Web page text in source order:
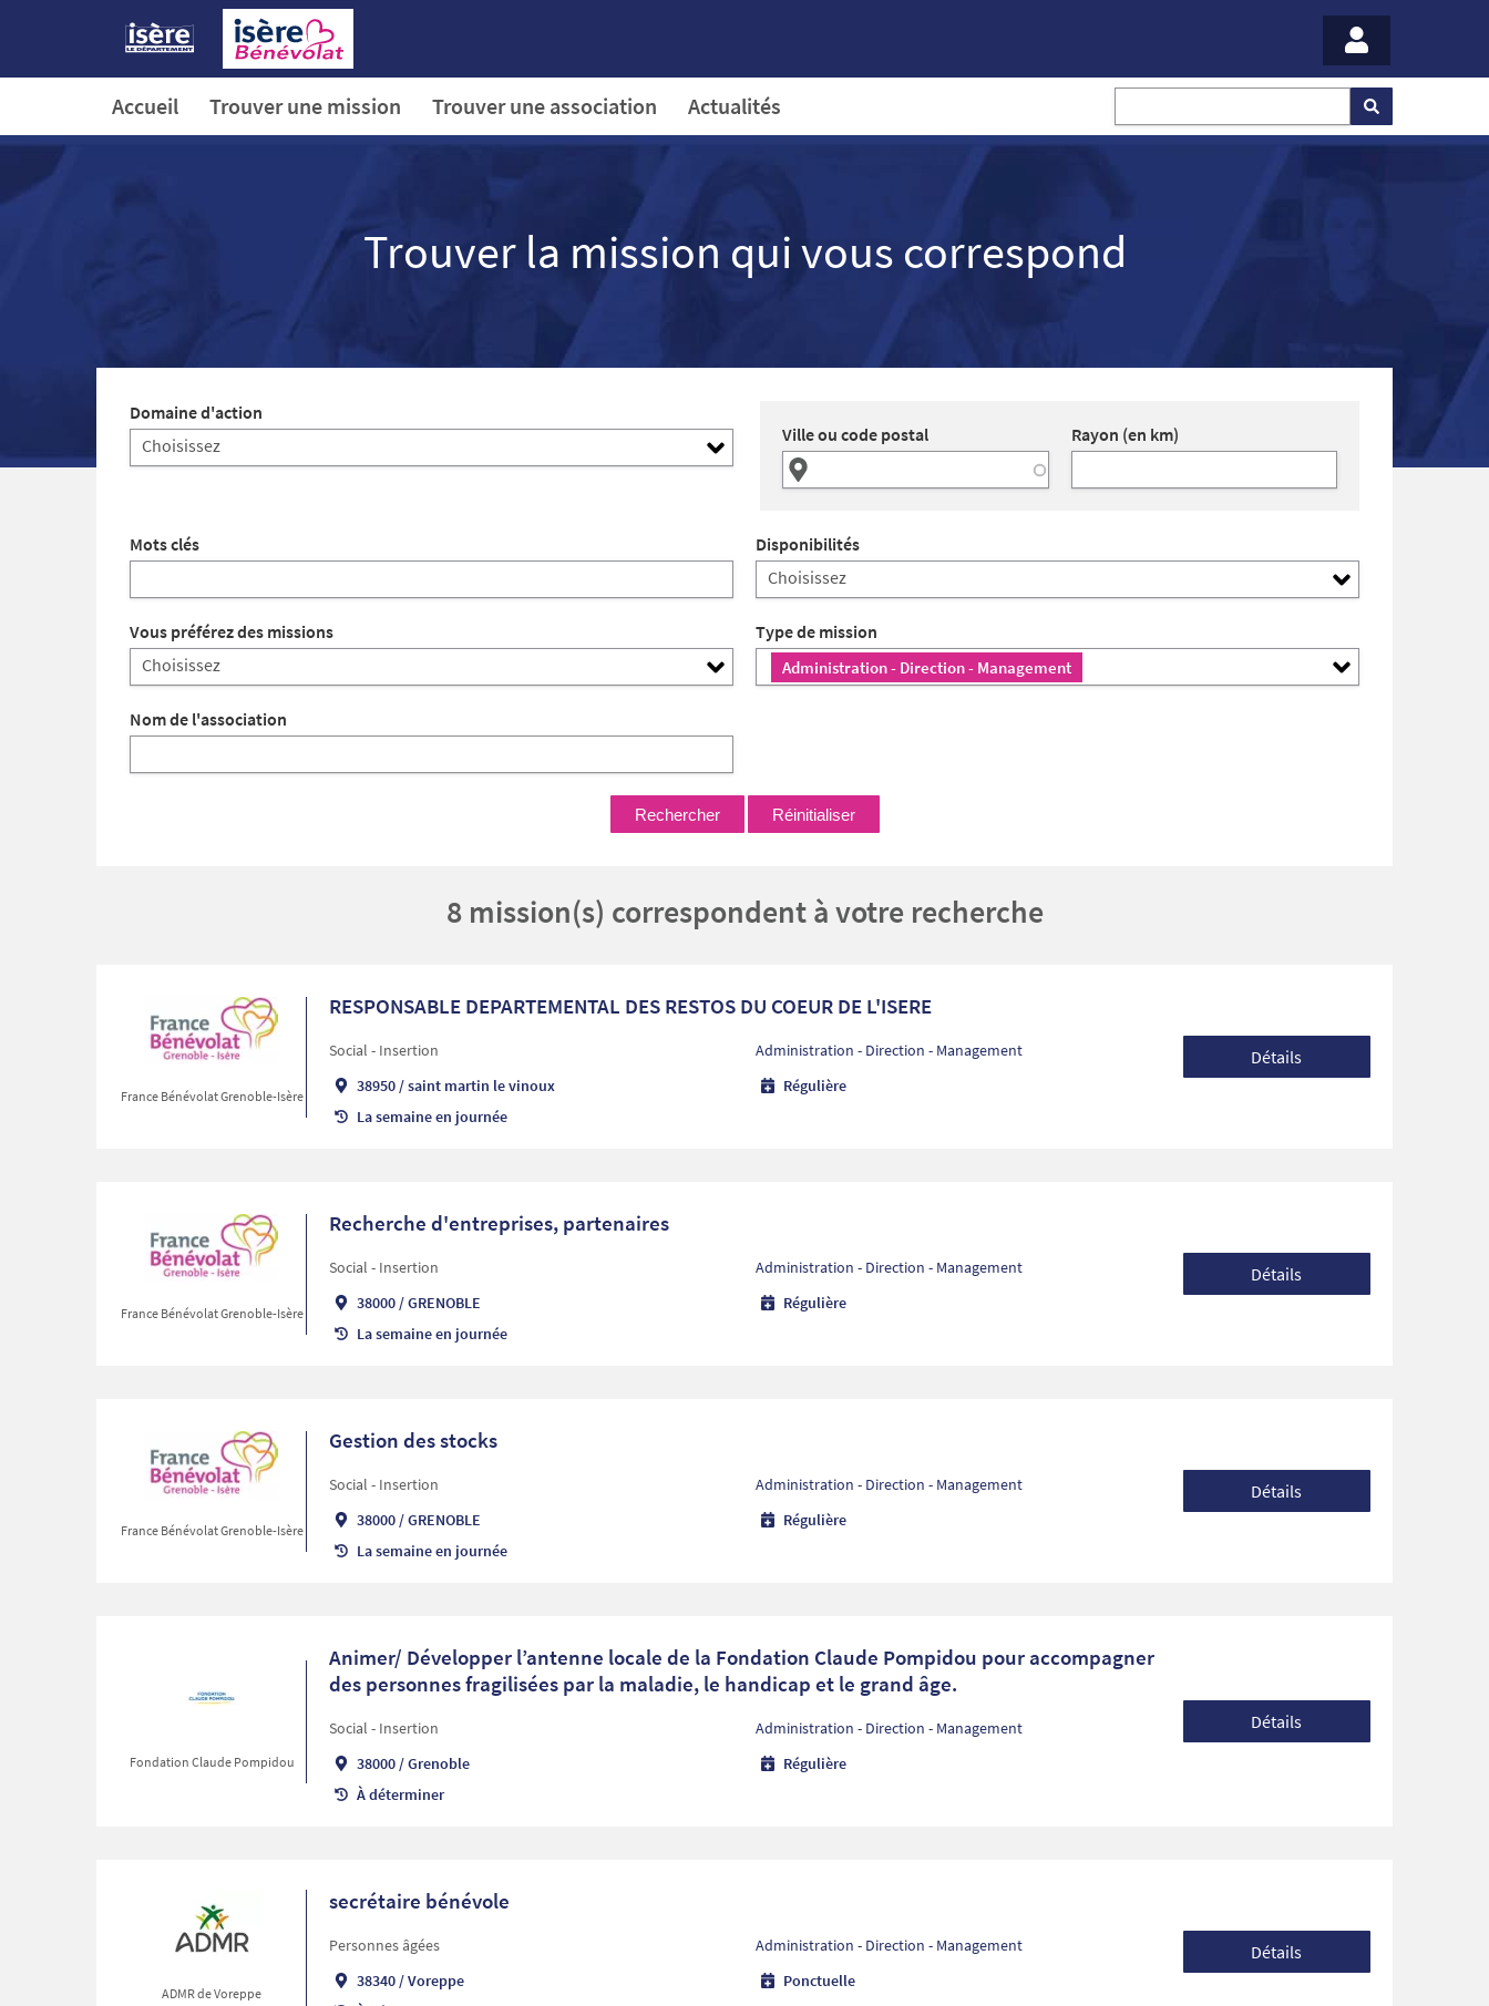
principal
Accueil Trouver une mission Trouver une association Actualités
Trouver la mission qui vous correspond
Domaine d'action
Ville ou code postal
Rayon (en km)
Mots clés Disponibilités
Vous préférez des missions Type de mission
Administration - Direction - Management
Nom de l'association
8 mission(s) correspondent à votre recherche
France Bénévolat Grenoble-Isère
RESPONSABLE DEPARTEMENTAL DES RESTOS DU COEUR DE L'ISERE
Social - Insertion
Administration - Direction - Management
38950/saint martin le vinoux
Régulière
La semaine en journée
Détails
France Bénévolat Grenoble-Isère
Recherche d'entreprises, partenaires
Social - Insertion
Administration - Direction - Management
38000/GRENOBLE
Régulière
La semaine en journée
Détails
France Bénévolat Grenoble-Isère
Gestion des stocks
Social - Insertion
Administration - Direction - Management
38000/GRENOBLE
Régulière
La semaine en journée
Détails
Fondation Claude Pompidou
Animer/ Développer l’antenne locale de la Fondation Claude Pompidou pour accompagner
des personnes fragilisées par la maladie, le handicap et le grand âge.
Social - Insertion
Administration - Direction - Management
38000/Grenoble
Régulière
À déterminer
Détails
ADMR de Voreppe
secrétaire bénévole
Personnes âgées
Administration - Direction - Management
38340/Voreppe
Ponctuelle
Détails